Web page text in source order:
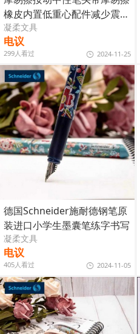
橡皮内置低重心配件减少震动
书写稳定
凝柔文具
电议
299人看过 2024-11-25
德国Schneider施耐德钢笔原
装进口小学生墨囊笔练字书写
凝柔文具
电议
405人看过 2024-11-05